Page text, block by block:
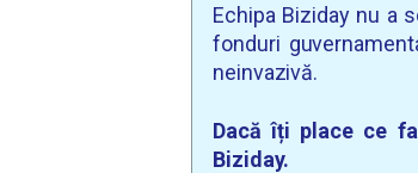
Echipa Biziday nu a
fonduri
neinvazivă.
Dacă îți place ce
Biziday.